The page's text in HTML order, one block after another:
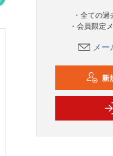
・全ての
・会員限定
メ
新